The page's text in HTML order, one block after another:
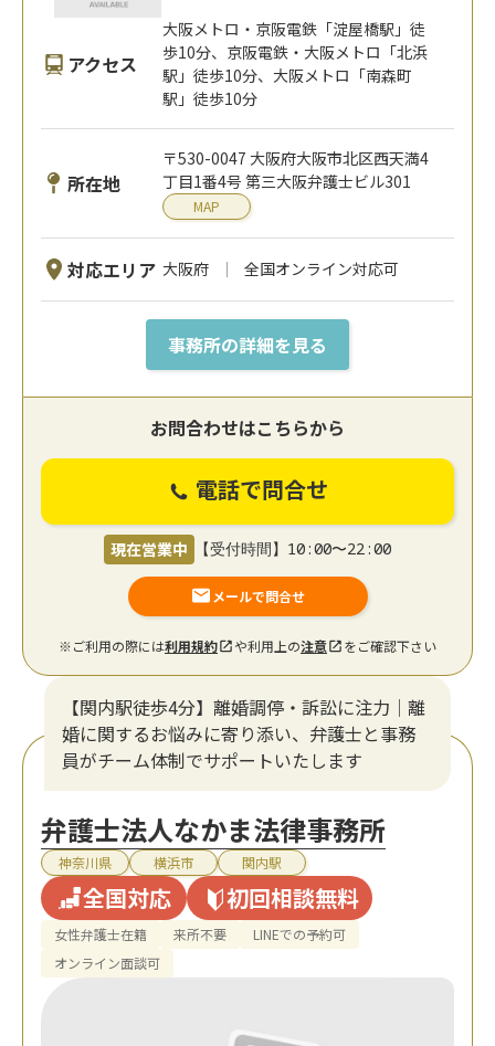
アクセス
大阪メトロ・京阪電鉄「淀屋橋駅」徒
歩10分、京阪電鉄・大阪メトロ「北浜
駅」徒歩10分、大阪メトロ「南森町
駅」徒歩10分
所在地
〒530-0047 大阪府大阪市北区西天満4
丁目1番4号 第三大阪弁護士ビル301
MAP
対応エリア 大阪府 全国オンライン対応可
事務所の詳細を見る
お問合わせはこちらから
電話で問合せ
現在営業中 【受付時間】10:00〜22:00
メールで問合せ
※ご利用の際には利用規約 や利用上の注意 をご確認下さい
【関内駅徒歩4分】離婚調停・訴訟に注力│離
婚に関するお悩みに寄り添い、弁護士と事務
員がチーム体制でサポートいたします
弁護士法人なかま法律事務所
神奈川県 横浜市 関内駅
全国対応 初回相談無料
女性弁護士在籍 来所不要
LINEでの予約可
オンライン面談可